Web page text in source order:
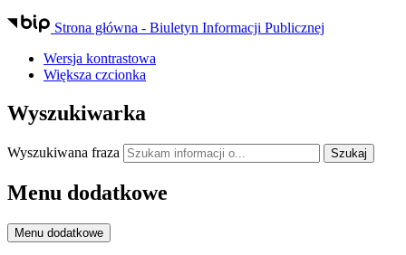
Strona główna - Biuletyn Informacji Publicznej
Wersja kontrastowa
Większa czcionka
Wyszukiwarka
Wyszukiwana fraza Szukaj
Menu dodatkowe
Menu dodatkowe